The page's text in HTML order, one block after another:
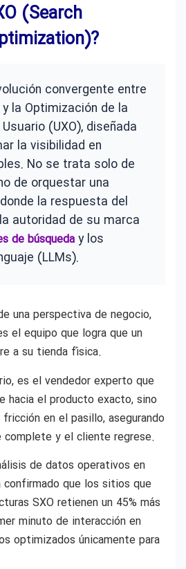
(Search
convergente entre
la Optimización de la
(UXO), diseñada
la visibilidad en
No se trata solo de
de orquestar una
la respuesta del
autoridad de su marca
de búsqueda y los
(LLMs).
una perspectiva de negocio,
el equipo que logra que un
a su tienda física.
es el vendedor experto que
hacia el producto exacto, sino
en el pasillo, asegurando
complete y el cliente regrese.
de datos operativos en
confirmado que los sitios que
SXO retienen un 45% más
minuto de interacción en
optimizados únicamente para